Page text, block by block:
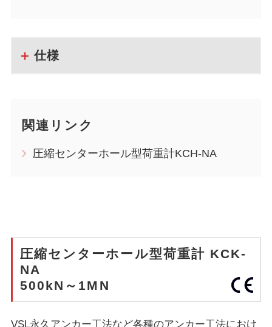
仕様
関連リンク
圧縮センターホール型荷重計KCH-NA
圧縮センターホール型荷重計 KCK-
NA
500kN～1MN
VSL永久アンカー工法など各種のアンカー工法におけ